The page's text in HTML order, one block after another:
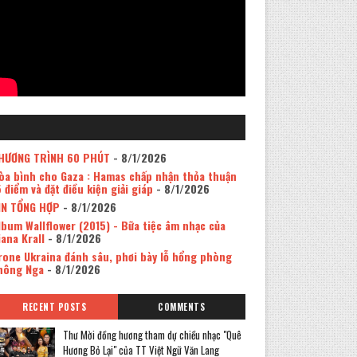
TRÌNH 60 PHÚT - 8/1/2026
bình cho Gaza : Hamas chấp nhận thỏa thuận
điểm và đặt điều kiện giải giáp - 8/1/2026
TỔNG HỢP - 8/1/2026
Wallflower (2015) - Bữa tiệc âm nhạc của
Krall- 8/1/2026
Ukraina đánh sâu, phơi bày lỗ hổng phòng
Nga- 8/1/2026
RECENT POSTS COMMENTS
Thư Mời đồng hương tham dự chiều nhạc "Quê
Hương Bỏ Lại" của TT Việt Ngữ Văn Lang